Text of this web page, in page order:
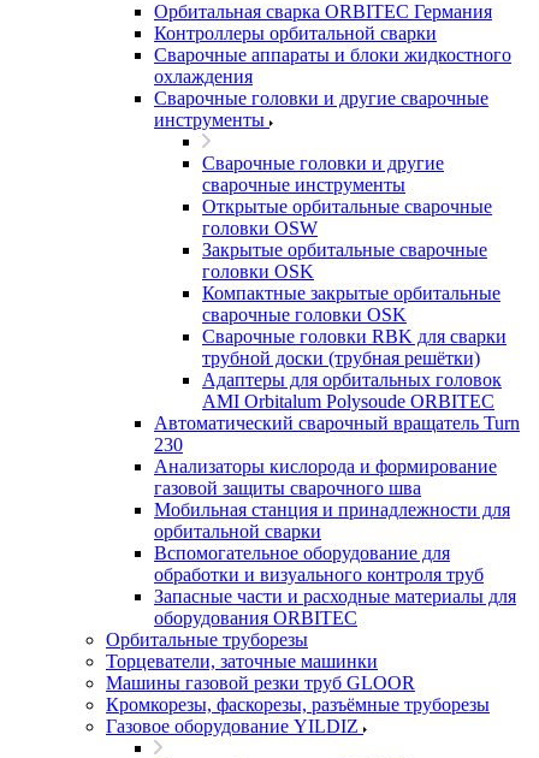
Орбитальная сварка ORBITEC Германия
Контроллеры орбитальной сварки
Сварочные аппараты и блоки жидкостного
охлаждения
Сварочные головки и другие сварочные
инструменты
Сварочные головки и другие
сварочные инструменты
Открытые орбитальные сварочные
головки OSW
Закрытые орбитальные сварочные
головки OSK
Компактные закрытые орбитальные
сварочные головки OSK
Сварочные головки RBK для сварки
трубной доски (трубная решётки)
Адаптеры для орбитальных головок
AMI Orbitalum Polysoude ORBITEC
Автоматический сварочный вращатель Turn
230
Анализаторы кислорода и формирование
газовой защиты сварочного шва
Мобильная станция и принадлежности для
орбитальной сварки
Вспомогательное оборудование для
обработки и визуального контроля труб
Запасные части и расходные материалы для
оборудования ORBITEC
Орбитальные труборезы
Торцеватели, заточные машинки
Машины газовой резки труб GLOOR
Кромкорезы, фаскорезы, разъёмные труборезы
Газовое оборудование YILDIZ